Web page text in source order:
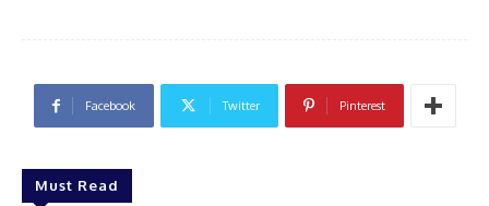
Facebook Twitter Pinterest
Must Read